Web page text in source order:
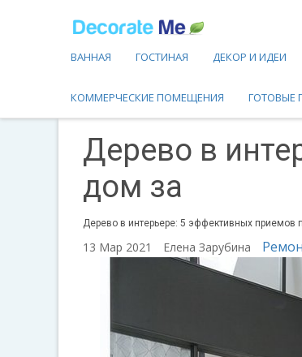
ВАННАЯ ГОСТИНАЯ ДЕКОР И ИДЕИ
КОММЕРЧЕСКИЕ ПОМЕЩЕНИЯ ГОТОВЫЕ
Дерево в
дом за
Дерево в интерьере: 5 эффективных приемов
13 Мар 2021 Елена Зарубина